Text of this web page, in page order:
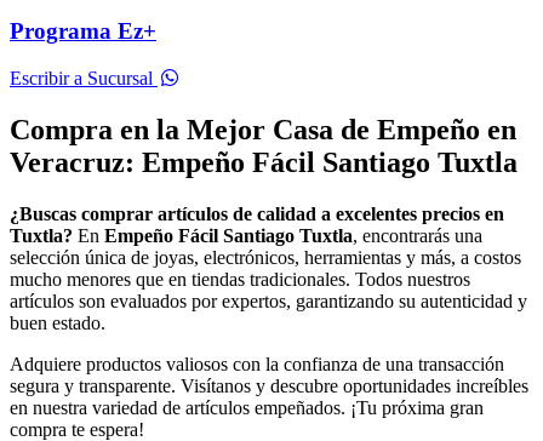
Programa Ez+
Escribir a Sucursal
Compra en la Mejor Casa de Empeño en
Veracruz: Empeño Fácil Santiago Tuxtla
¿Buscas comprar artículos de calidad a excelentes precios en
Tuxtla? En Empeño Fácil Santiago Tuxtla, encontrarás una
selección única de joyas, electrónicos, herramientas y más, a costos
mucho menores que en tiendas tradicionales. Todos nuestros
artículos son evaluados por expertos, garantizando su autenticidad y
buen estado.
Adquiere productos valiosos con la confianza de una transacción
segura y transparente. Visítanos y descubre oportunidades increíbles
en nuestra variedad de artículos empeñados. ¡Tu próxima gran
compra te espera!